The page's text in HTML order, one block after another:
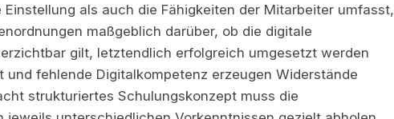
als auch die Fähigkeiten der Mitarbeiter umfasst,
maßgeblich darüber, ob die digitale
gilt, letztendlich erfolgreich umgesetzt werden
fehlende Digitalkompetenz erzeugen Widerstände
strukturiertes Schulungskonzept muss die